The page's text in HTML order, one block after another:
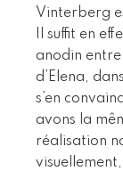
Vinterberg
Il suffit en
anodin entre
d’Elena,
s’en
avons la
réalisation